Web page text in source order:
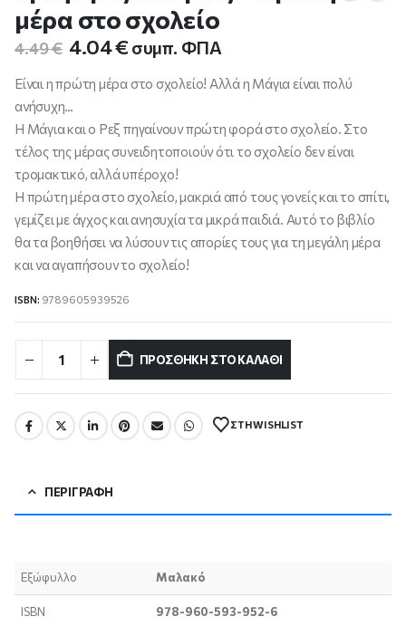
μέρα στο σχολείο
4.49€ Original
was:
4.49 €.
4.04€Η
τρέχουσα
τιμή
4.04 €.
συμπ. ΦΠΑ
Είναι η πρώτη μέρα στο σχολείο! Αλλά η Μάγια είναι πολύ
ανήσυχη…
Η Μάγια και ο Ρεξ πηγαίνουν πρώτη φορά στο σχολείο. Στο
τέλος της μέρας συνειδητοποιούν ότι το σχολείο δεν είναι
τρομακτικό, αλλά υπέροχο!
Η πρώτη μέρα στο σχολείο, μακριά από τους γονείς και το σπίτι,
γεμίζει με άγχος και ανησυχία τα μικρά παιδιά. Αυτό το βιβλίο
θα τα βοηθήσει να λύσουν τις απορίες τους για τη μεγάλη μέρα
και να αγαπήσουν το σχολείο!
ISBN: 9789605939526
ΠΡΟΣΘΉΚΗ ΣΤΟ ΚΑΛΆΘΙ
ΣΤΗ WISHLIST
ΠΕΡΙΓΡΑΦΉ
Εξώφυλλο Μαλακό
ISBN 978-960-593-952-6